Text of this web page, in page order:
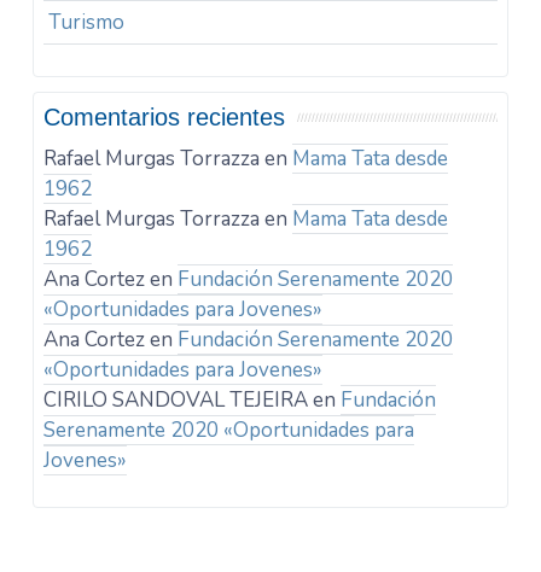
Turismo
Comentarios recientes
Rafael Murgas Torrazza en Mama Tata desde
1962
Rafael Murgas Torrazza en Mama Tata desde
1962
Ana Cortezen Fundación Serenamente 2020
«Oportunidades para Jovenes»
Ana Cortezen Fundación Serenamente 2020
«Oportunidades para Jovenes»
CIRILO SANDOVAL TEJEIRAen Fundación
Serenamente 2020 «Oportunidades para
Jovenes»